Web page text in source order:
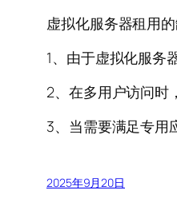
虚拟化服务器租用的
1、由于虚拟化服务
2、在多用户访问时
3、当需要满足专用
2025年9月20日